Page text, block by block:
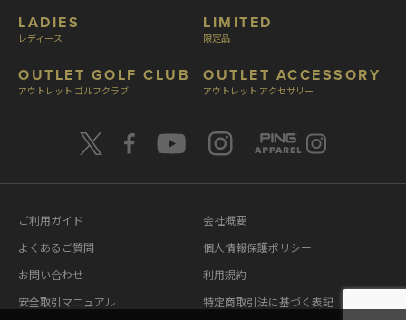
LADIES
レディース
OUTLET GOLF CLUB
アウトレット ゴルフクラブ
LIMITED
限定品
OUTLET ACCESSORY
アウトレット アクセサリー
ご利用ガイド
よくあるご質問
お問い合わせ
安全取引マニュアル
会社概要
個人情報保護ポリシー
利用規約
特定商取引法に基づく表記